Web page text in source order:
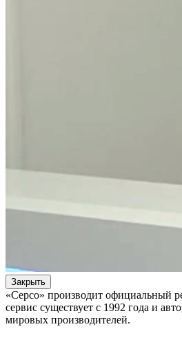
Закрыть
«Серсо» производит официальный
сервис существует с 1992 года и
мировых производителей.